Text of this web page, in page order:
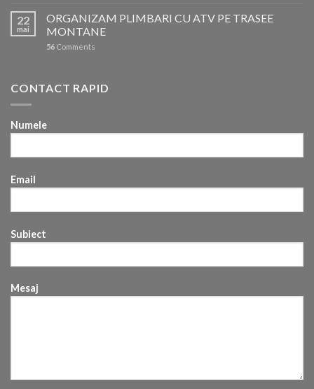
ROSSIGNOL
in
22
mai
ORGANIZAM PLIMBARI CU ATV PE TRASEE
MONTANE
56 Comments
CONTACT RAPID
Numele
Email
Subiect
Mesaj